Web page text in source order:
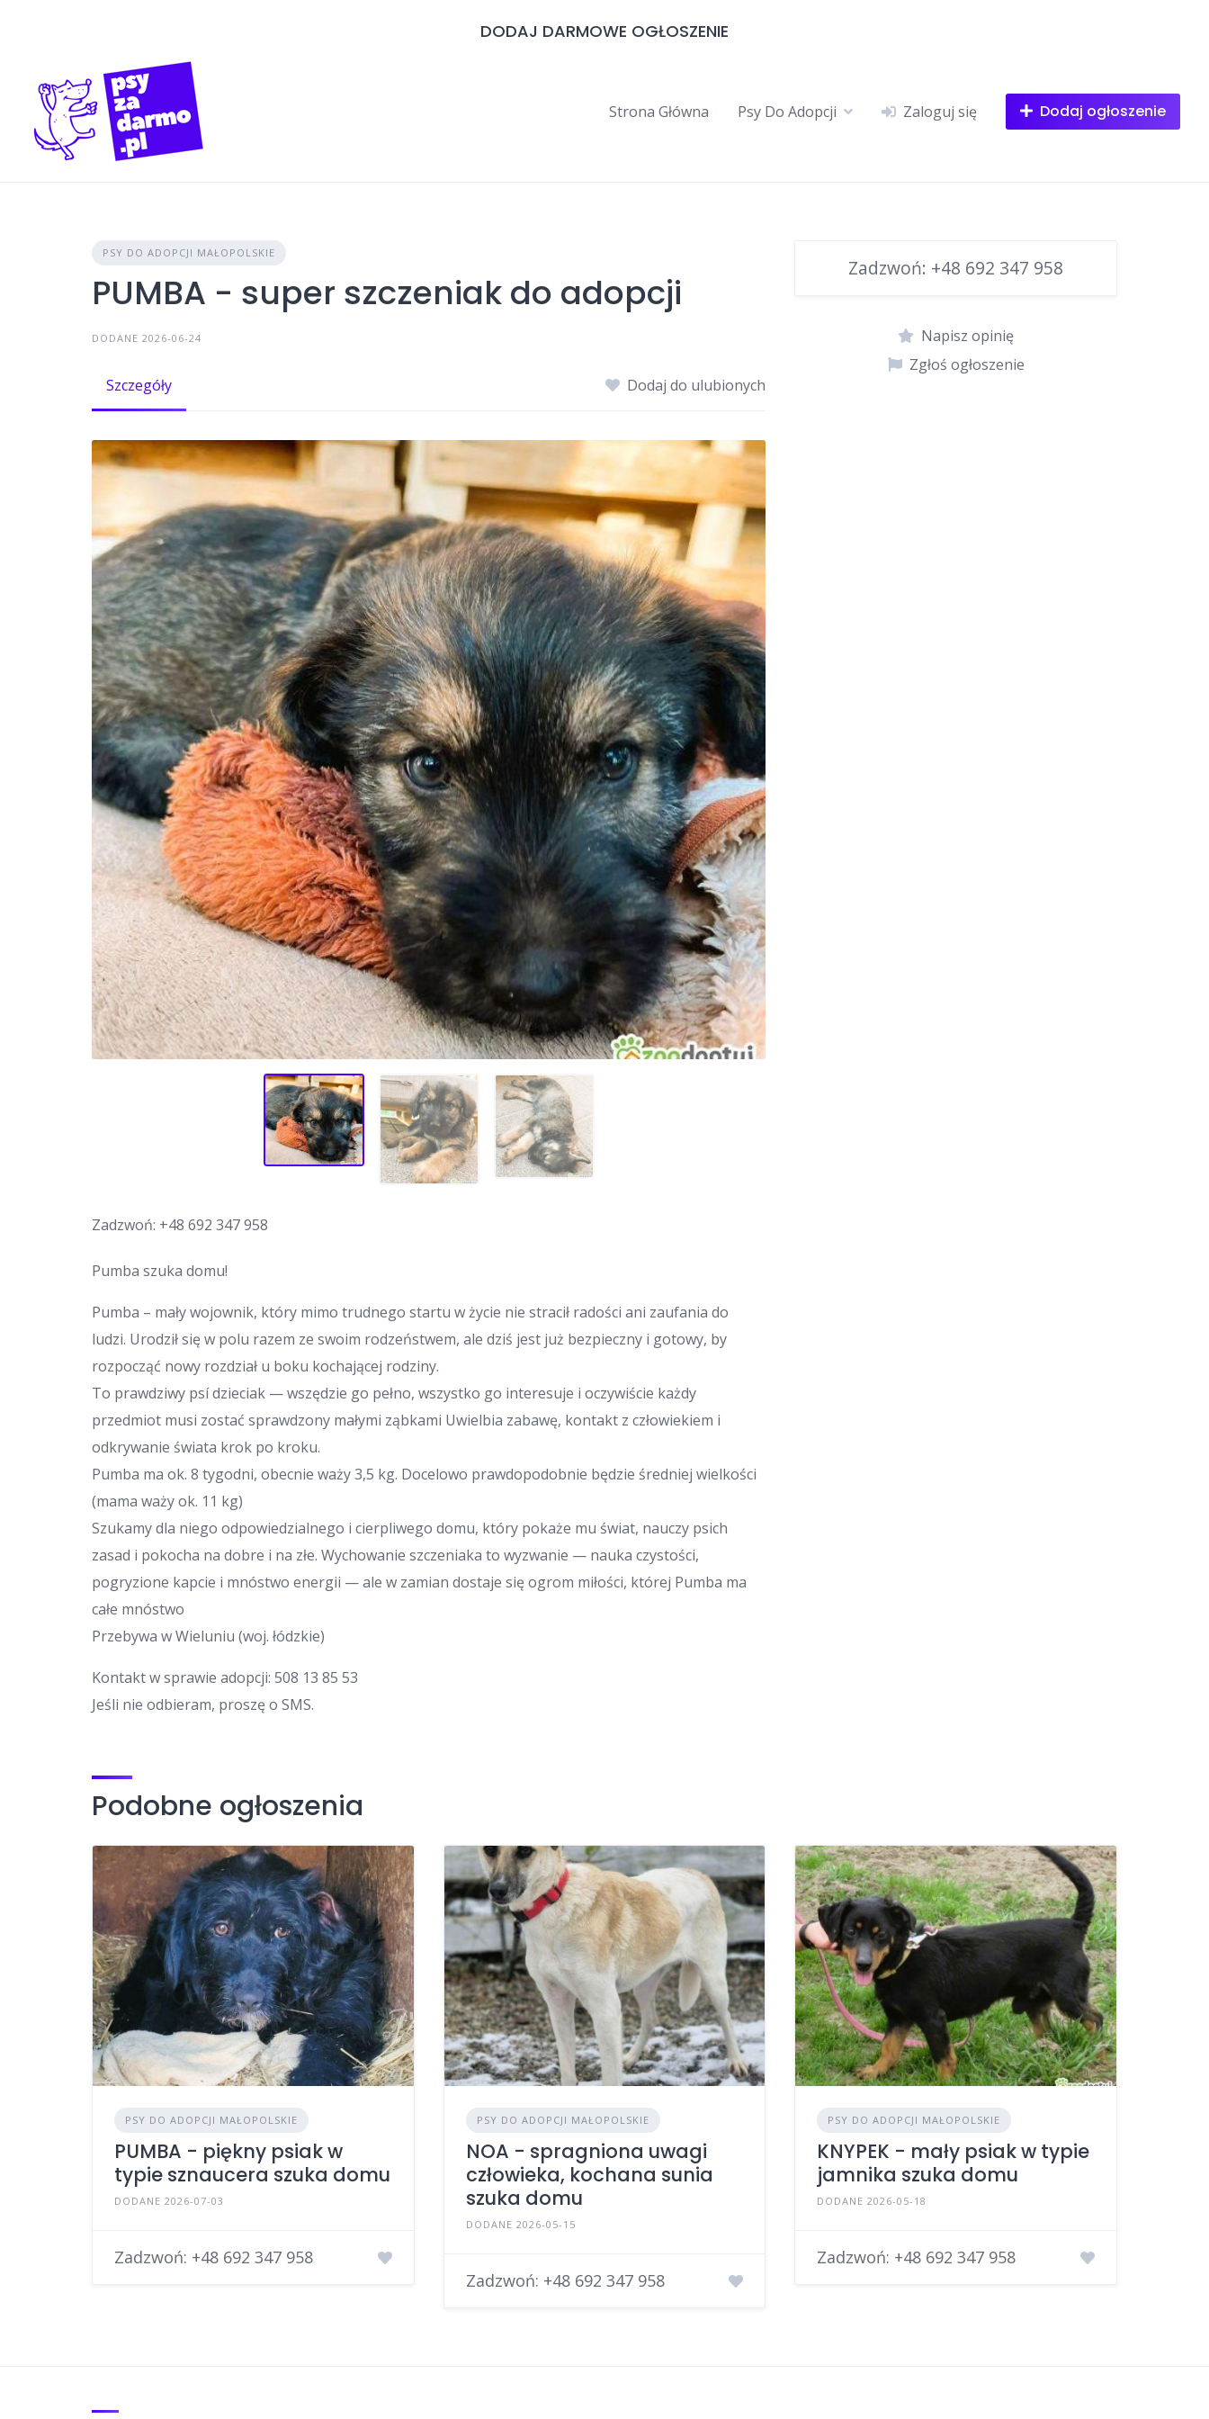
DODAJ DARMOWE OGŁOSZENIE
Strona Główna Psy Do Adopcji Zaloguj się Dodaj ogłoszenie
PSY DO ADOPCJI MAŁOPOLSKIE
PUMBA - super szczeniak do adopcji
DODANE 2026-06-24
Szczegóły Dodaj do ulubionych
Zadzwoń: +48 692 347 958
Pumba szuka domu!
Pumba – mały wojownik, który mimo trudnego startu w życie nie stracił radości ani zaufania do
ludzi. Urodził się w polu razem ze swoim rodzeństwem, ale dziś jest już bezpieczny i gotowy, by
rozpocząć nowy rozdział u boku kochającej rodziny.
To prawdziwy psí dzieciak — wszędzie go pełno, wszystko go interesuje i oczywiście każdy
przedmiot musi zostać sprawdzony małymi ząbkami Uwielbia zabawę, kontakt z człowiekiem i
odkrywanie świata krok po kroku.
Pumba ma ok. 8 tygodni, obecnie waży 3,5 kg. Docelowo prawdopodobnie będzie średniej wielkości
(mama waży ok. 11 kg)
Szukamy dla niego odpowiedzialnego i cierpliwego domu, który pokaże mu świat, nauczy psich
zasad i pokocha na dobre i na złe. Wychowanie szczeniaka to wyzwanie — nauka czystości,
pogryzione kapcie i mnóstwo energii — ale w zamian dostaje się ogrom miłości, której Pumba ma
całe mnóstwo
Przebywa w Wieluniu (woj. łódzkie)
Kontakt w sprawie adopcji: 508 13 85 53
Jeśli nie odbieram, proszę o SMS.
Zadzwoń: +48 692 347 958
Napisz opinię
Zgłoś ogłoszenie
Podobne ogłoszenia
PSY DO ADOPCJI MAŁOPOLSKIE
PUMBA - piękny psiak w
typie sznaucera szuka domu
DODANE 2026-07-03
Zadzwoń: +48 692 347 958
PSY DO ADOPCJI MAŁOPOLSKIE
NOA - spragniona uwagi
człowieka, kochana sunia
szuka domu
DODANE 2026-05-15
Zadzwoń: +48 692 347 958
PSY DO ADOPCJI MAŁOPOLSKIE
KNYPEK - mały psiak w typie
jamnika szuka domu
DODANE 2026-05-18
Zadzwoń: +48 692 347 958